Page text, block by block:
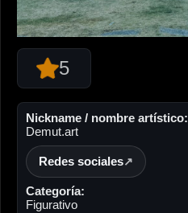
5
Nickname / nombre artístico:
Demut.art
Redes sociales
Categoría:
Figurativo